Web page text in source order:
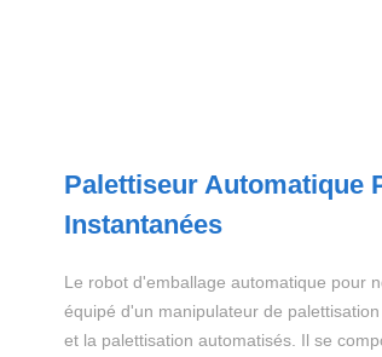
Palettiseur Automatique
Instantanées
Le robot d'emballage automatique pour
équipé d'un manipulateur de
et la palettisation automatisés. Il se